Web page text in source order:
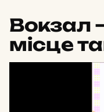
Вокзал
місце